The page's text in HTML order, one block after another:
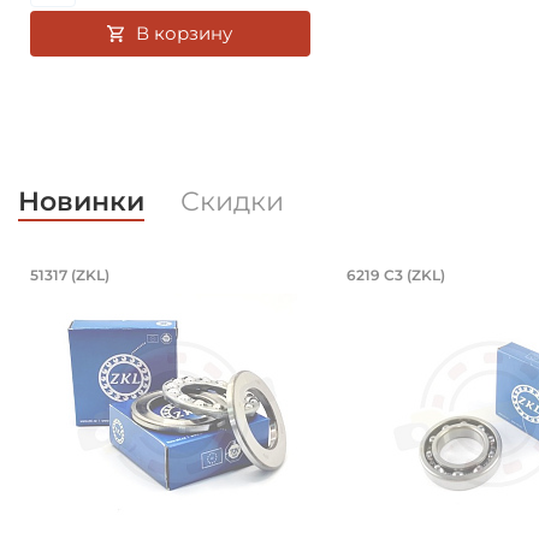
В корзину
Новинки Скидки
Подшипник 85х150х49 мм,
51317 (ZKL) Подшипник
6219 C3 (ZKL)